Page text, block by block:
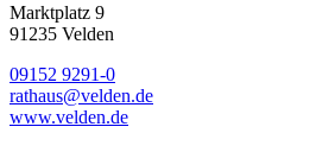
Marktplatz 9
91235 Velden
09152 9291-0
rathaus@velden.de
www.velden.de